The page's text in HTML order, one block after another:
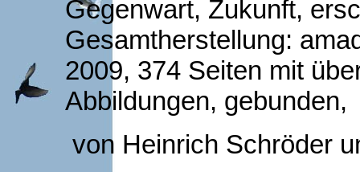
Gegenwart, Zukunft,
Gesamtherstellung:
2009, 374 Seiten mit
Abbildungen, gebunden,
von Heinrich Schröder